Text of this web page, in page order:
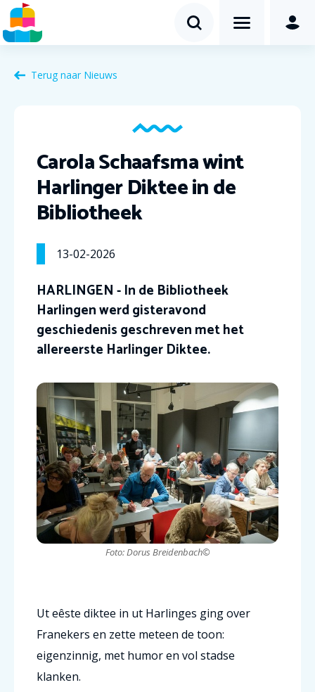
Terug naar Nieuws
Carola Schaafsma wint
Harlinger Diktee in de
Bibliotheek
13-02-2026
HARLINGEN - In de Bibliotheek
Harlingen werd gisteravond
geschiedenis geschreven met het
allereerste Harlinger Diktee.
Foto: Dorus Breidenbach©
Ut eêste diktee in ut Harlinges ging over
Franekers en zette meteen de toon:
eigenzinnig, met humor en vol stadse
klanken.